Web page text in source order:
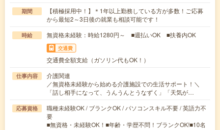
期間
【積極採用中！】＊1年以上勤務している方が多数！ご応募
から最短2～3日後の就業も相談可能です！
時給 無資格未経験：時給1280円～ ■週払いOK ■扶養内OK
交通費
交通費全額支給（ガソリン代もOK！）
仕事内容
介護関連
／無資格未経験から始める介護施設での生活サポート！＼
「話し相手になって、うんうんとうなずく」「天気が…
応募資格
職種未経験OK / ブランクOK / パソコンスキル不要 / 英語力不
要
■無資格・未経験OK！■年齢・学歴不問！ブランクOK!■10名